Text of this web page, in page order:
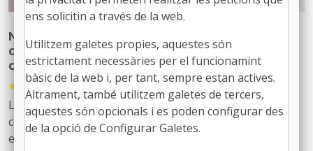
Nova publicació per reforçar les
competències del personal tècnic municipal
d’educació
●
31/07/2026
La Diputació de Barcelona ha editat la publicació ‘Marc
competencial del perfil tècnic municipal d’educació’, una
eina que defineix, ordena i enforteix el nou rol del
ens solicitin a través de la web.
Utilitzem galetes propies, aquestes són
estrictament necessàries per el funcionamint
bàsic de la web i, per tant, sempre estan actives.
Altrament, també utilitzem galetes de tercers,
aquestes són opcionals i es poden configurar des
de la opció de Configurar Galetes.